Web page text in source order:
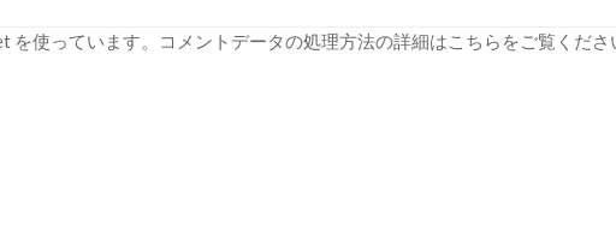
を使っています。 コメントデータの処理方法の詳細はこちらをご覧くださ